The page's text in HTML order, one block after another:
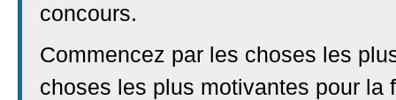
concours.
Commencez par les choses les
choses les plus motivantes pour la